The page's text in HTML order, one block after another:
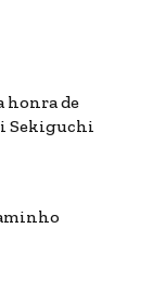
honra de
Sekiguchi